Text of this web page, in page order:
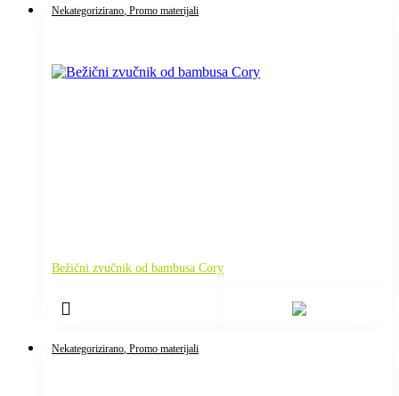
Nekategorizirano , Promo materijali
Bežični zvučnik od bambusa Cory
Nekategorizirano , Promo materijali